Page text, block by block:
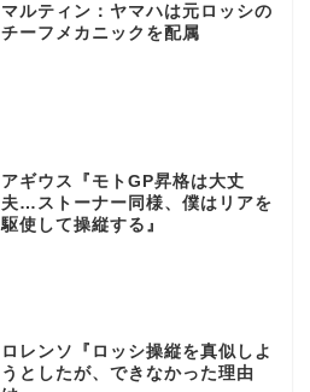
マルティン：ヤマハは元ロッシの
チーフメカニックを配属
アギウス『モトGP昇格は大丈
夫…ストーナー同様、僕はリアを
駆使して操縦する』
ロレンソ『ロッシ操縦を真似しよ
うとしたが、できなかった理由